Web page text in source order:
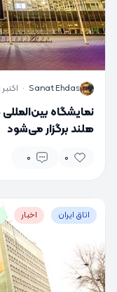
S
Sanat Ehdas
· اکتبر 29, 2024
هلند برگزار می‌شود
0
0
اتاق ایران اخبار